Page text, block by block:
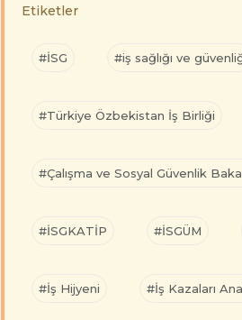
Etiketler
#İSG #iş sağlığı ve
#Türkiye Özbekistan İş Birliği
#Çalışma ve Sosyal Güvenlik
#İSGKATİP #İSGÜM
#İş Hijyeni #İş Kazaları